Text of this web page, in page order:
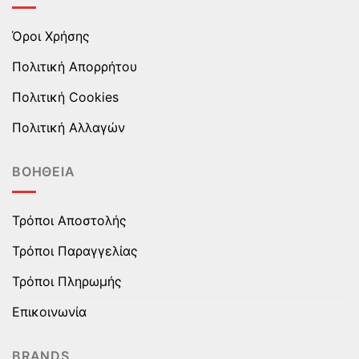
Όροι Χρήσης
Πολιτική Απορρήτου
Πολιτική Cookies
Πολιτική Αλλαγών
ΒΟΉΘΕΙΑ
Τρόποι Αποστολής
Τρόποι Παραγγελίας
Τρόποι Πληρωμής
Επικοινωνία
BRANDS